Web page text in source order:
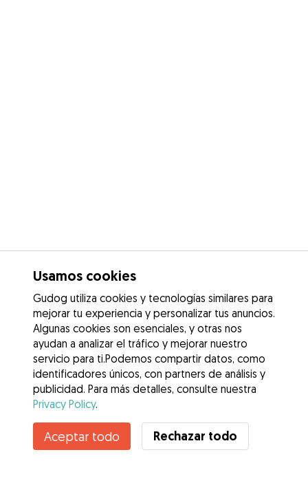
Usamos cookies
Gudog utiliza cookies y tecnologías similares para
mejorar tu experiencia y personalizar tus anuncios.
Algunas cookies son esenciales, y otras nos
ayudan a analizar el tráfico y mejorar nuestro
servicio para ti.Podemos compartir datos, como
identificadores únicos, con partners de análisis y
publicidad. Para más detalles, consulte nuestra
Privacy Policy.
Aceptar todo Rechazar todo